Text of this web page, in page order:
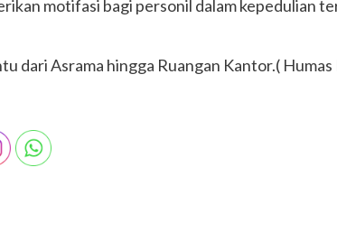
motifasi bagi personil dalam kepedulian
dari Asrama hingga Ruangan Kantor.(